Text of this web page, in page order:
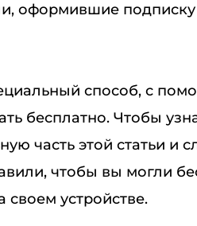
оформившие
способ, с
бесплатно. Чтобы
часть этой статьи и
чтобы вы могли
устройстве.